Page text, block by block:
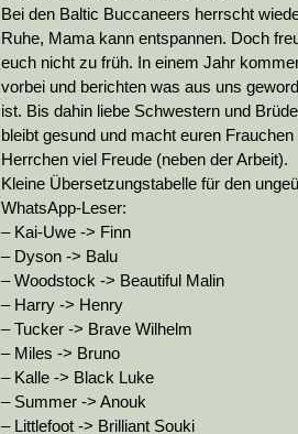
Bei den Baltic Buccaneers herrscht
Ruhe, Mama kann entspannen. Doch
euch nicht zu früh. In einem Jahr
vorbei und berichten was aus uns
ist. Bis dahin liebe Schwestern und
bleibt gesund und macht euren Frauchen
Herrchen viel Freude (neben der Arbeit).
Kleine Übersetzungstabelle für den
WhatsApp-Leser:
– Kai-Uwe -> Finn
– Dyson -> Balu
– Woodstock -> Beautiful Malin
– Harry -> Henry
– Tucker -> Brave Wilhelm
– Miles -> Bruno
– Kalle -> Black Luke
– Summer -> Anouk
– Littlefoot -> Brilliant Souki